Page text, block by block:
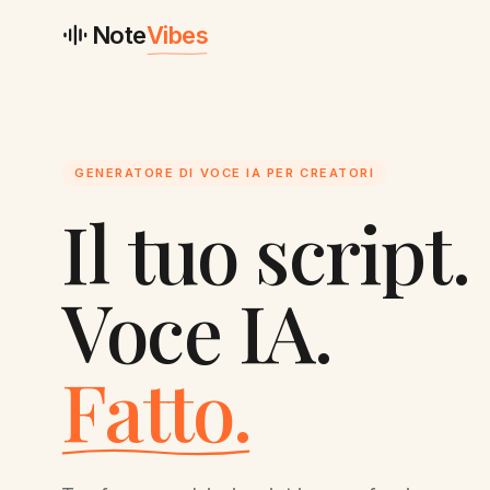
NoteVibes
GENERATORE DI VOCE IA PER CREATORI
Il tuo script.
Voce IA.
Fatto.